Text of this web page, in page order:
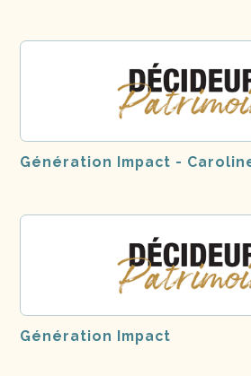
Génération Impact -
Génération Impact